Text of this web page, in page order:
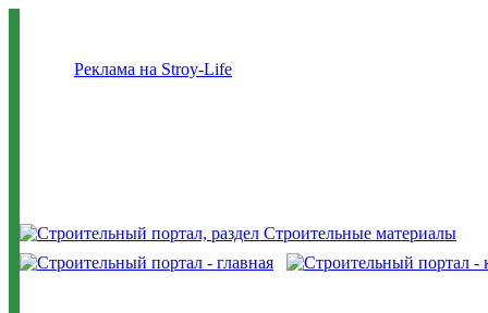
Реклама на Stroy-Life